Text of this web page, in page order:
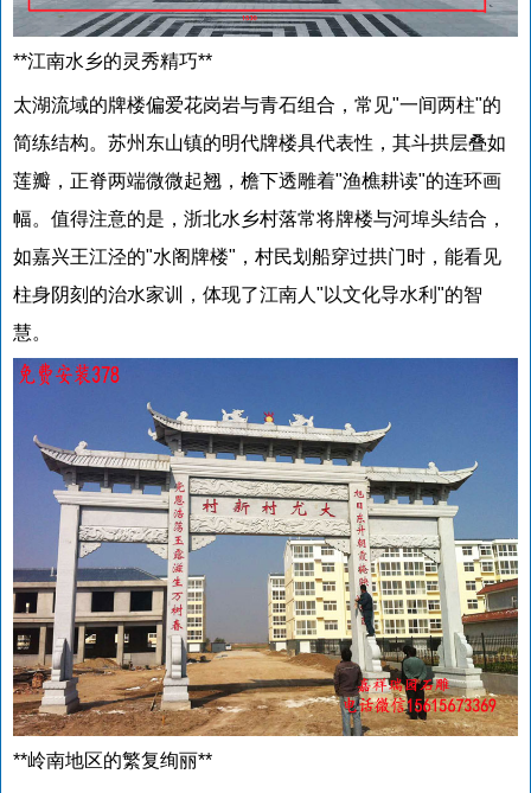
**江南水乡的灵秀精巧**
太湖流域的牌楼偏爱花岗岩与青石组合，常见"一间两柱"的
简练结构。苏州东山镇的明代牌楼具代表性，其斗拱层叠如
莲瓣，正脊两端微微起翘，檐下透雕着"渔樵耕读"的连环画
幅。值得注意的是，浙北水乡村落常将牌楼与河埠头结合，
如嘉兴王江泾的"水阁牌楼"，村民划船穿过拱门时，能看见
柱身阴刻的治水家训，体现了江南人"以文化导水利"的智
慧。
**岭南地区的繁复绚丽**